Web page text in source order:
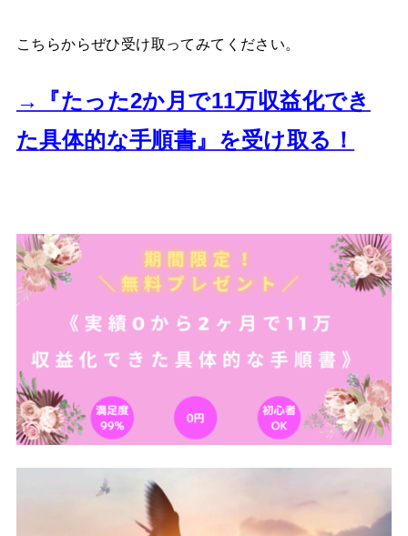
こちらからぜひ受け取ってみてください。
→『たった2か月で11万収益化でき
た具体的な手順書』を受け取る！